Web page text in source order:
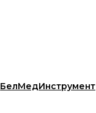
БелМедИнструмент